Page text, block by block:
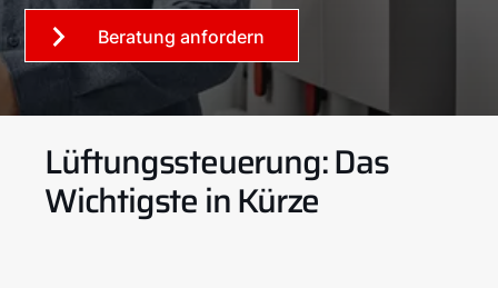
Beratung anfordern
Lüftungssteuerung: Das
Wichtigste in Kürze